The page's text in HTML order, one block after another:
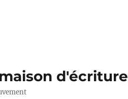
d'écriture